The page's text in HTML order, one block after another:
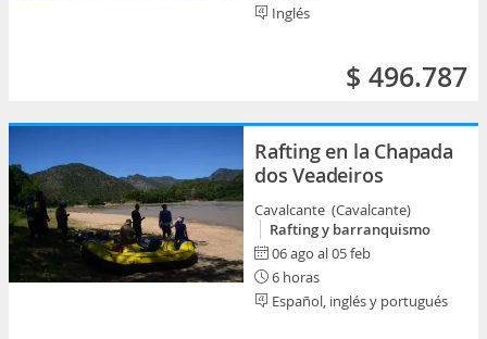
Inglés
$ 496.787
Rafting en la Chapada
dos Veadeiros
Cavalcante (Cavalcante)
Rafting y barranquismo
06 ago al 05 feb
6 horas
Español, inglés y portugués